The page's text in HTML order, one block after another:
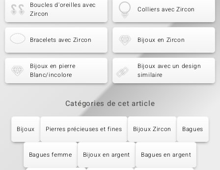
Boucles d'oreilles avec
Zircon
Colliers avec Zircon
Bracelets avec Zircon Bijoux en Zircon
Bijoux en pierre
Blanc/incolore
Bijoux avec un design
similaire
Catégories de cet article
Bijoux Pierres précieuses et fines Bijoux Zircon Bagues
Bagues femme Bijoux en argent Bagues en argent